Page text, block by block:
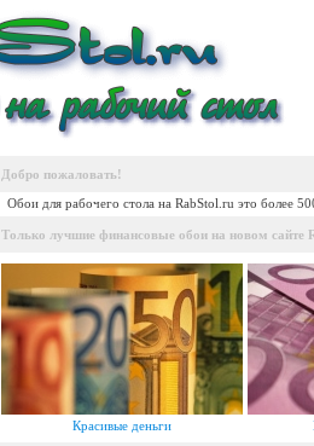
Добро пожаловать!
Обои для рабочего стола на RabStol.ru это более
Только лучшие финансовые обои на новом сайте
Красивые деньги